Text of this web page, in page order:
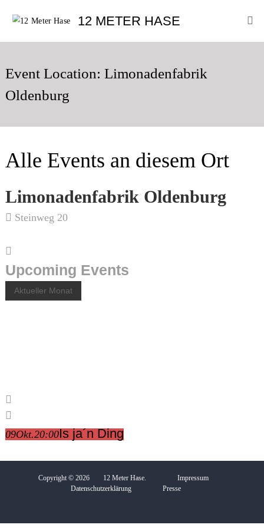
content
12
Hase
12 METER HASE
Event Location: Limonadenfabrik
Oldenburg
Alle Events an diesem Ort
Limonadenfabrik Oldenburg
Steinweg 20
Upcoming Events
Aktueller Monat
09Okt.20:00Is ja´n Ding
Copyright © 2026 12 Meter Hase.
Impressum
Datenschutzerklärung
Presse